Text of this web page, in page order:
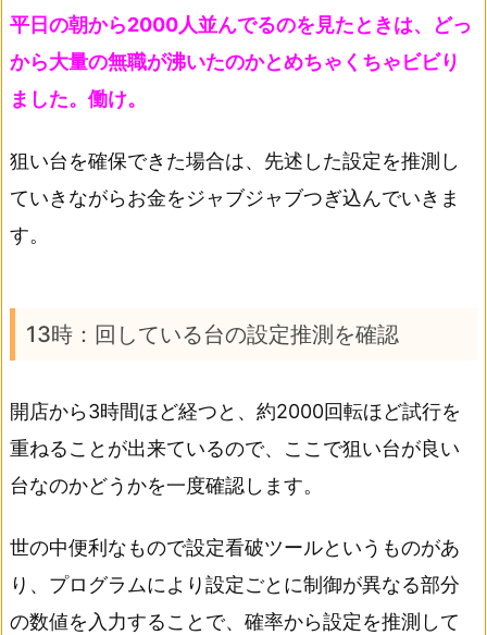
平日の朝から2000人並んでるのを見たときは、どっ
から大量の無職が沸いたのかとめちゃくちゃビビり
ました。働け。
狙い台を確保できた場合は、先述した設定を推測し
ていきながらお金をジャブジャブつぎ込んでいきま
す。
13時：回している台の設定推測を確認
開店から3時間ほど経つと、約2000回転ほど試行を
重ねることが出来ているので、ここで狙い台が良い
台なのかどうかを一度確認します。
世の中便利なもので設定看破ツールというものがあ
り、プログラムにより設定ごとに制御が異なる部分
の数値を入力することで、確率から設定を推測して